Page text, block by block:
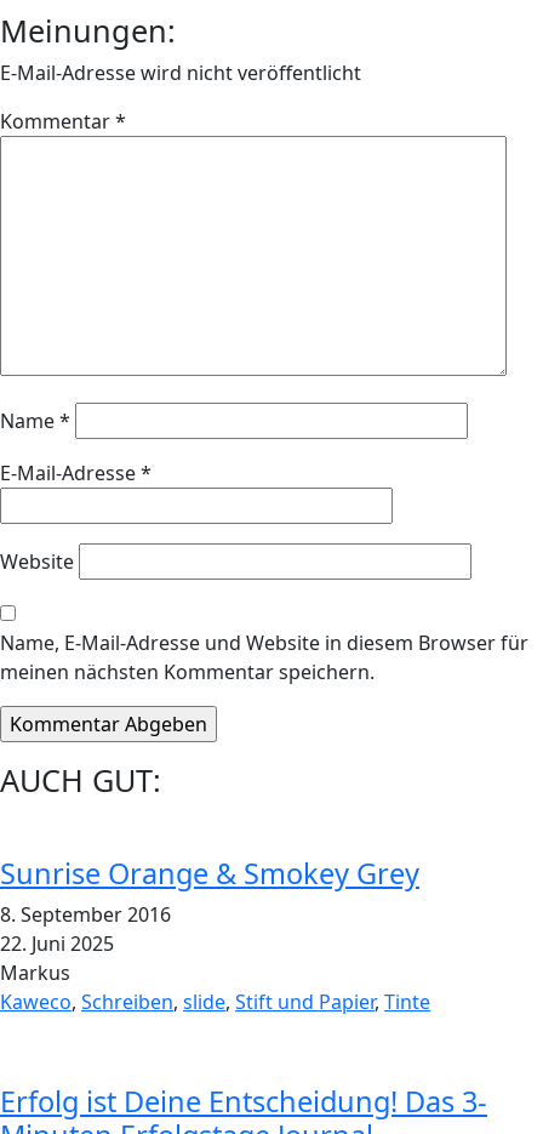
Meinungen:
E-Mail-Adresse wird nicht veröffentlicht
Kommentar*
Name*
E-Mail-Adresse*
Website
Name, E-Mail-Adresse und Website in diesem Browser für
meinen nächsten Kommentar speichern.
AUCH GUT:
Sunrise Orange & Smokey Grey
8. September 2016
22. Juni 2025
Markus
Kaweco, Schreiben, slide, Stift und Papier, Tinte
Erfolg ist Deine Entscheidung! Das 3-